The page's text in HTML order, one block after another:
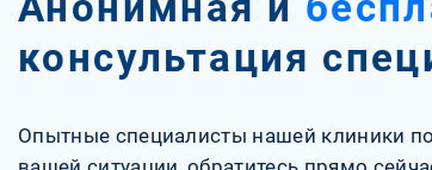
консультация
Опытные специалисты нашей клиники